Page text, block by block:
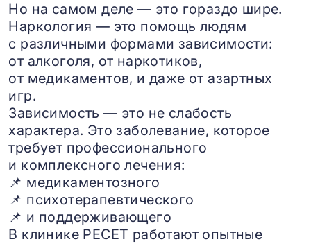
Но на самом деле — это гораздо шире.
Наркология — это помощь людям
с различными формами зависимости:
от алкоголя, от наркотиков,
от медикаментов, и даже от азартных
игр.
Зависимость — это не слабость
характера. Это заболевание, которое
требует профессионального
и комплексного лечения:
📌 медикаментозного
📌 психотерапевтического
📌 и поддерживающего
В клинике РЕСЕТ работают опытные